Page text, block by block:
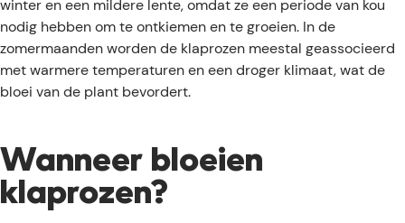
winter en een mildere lente, omdat ze een periode van kou
nodig hebben om te ontkiemen en te groeien. In de
zomermaanden worden de klaprozen meestal geassocieerd
met warmere temperaturen en een droger klimaat, wat de
bloei van de plant bevordert.
Wanneer bloeien
klaprozen?